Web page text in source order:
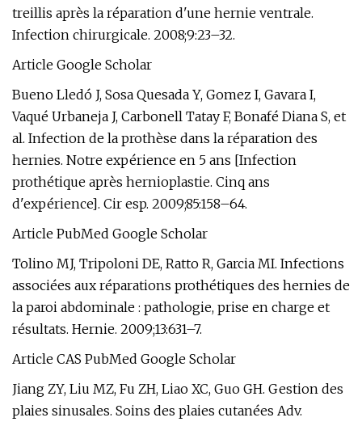
treillis après la réparation d'une hernie ventrale.
Infection chirurgicale. 2008;9:23–32.
Article Google Scholar
Bueno Lledó J, Sosa Quesada Y, Gomez I, Gavara I,
Vaqué Urbaneja J, Carbonell Tatay F, Bonafé Diana S, et
al. Infection de la prothèse dans la réparation des
hernies. Notre expérience en 5 ans [Infection
prothétique après hernioplastie. Cinq ans
d'expérience]. Cir esp. 2009;85:158–64.
Article PubMed Google Scholar
Tolino MJ, Tripoloni DE, Ratto R, Garcia MI. Infections
associées aux réparations prothétiques des hernies de
la paroi abdominale : pathologie, prise en charge et
résultats. Hernie. 2009;13:631–7.
Article CAS PubMed Google Scholar
Jiang ZY, Liu MZ, Fu ZH, Liao XC, Guo GH. Gestion des
plaies sinusales. Soins des plaies cutanées Adv.